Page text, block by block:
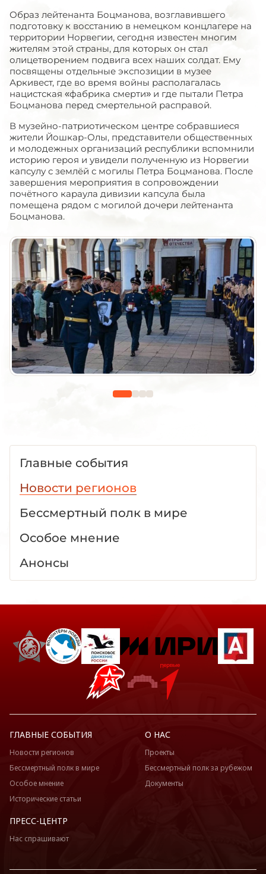
Образ лейтенанта Боцманова, возглавившего
подготовку к восстанию в немецком концлагере на
территории Норвегии, сегодня известен многим
жителям этой страны, для которых он стал
олицетворением подвига всех наших солдат. Ему
посвящены отдельные экспозиции в музее
Аркивест, где во время войны располагалась
нацистская «фабрика смерти» и где пытали Петра
Боцманова перед смертельной расправой.
В музейно-патриотическом центре собравшиеся
жители Йошкар-Олы, представители общественных
и молодежных организаций республики вспомнили
историю героя и увидели полученную из Норвегии
капсулу с землёй с могилы Петра Боцманова. После
завершения мероприятия в сопровождении
почётного караула дивизии капсула была
помещена рядом с могилой дочери лейтенанта
Боцманова.
Главные события
Новости регионов
Бессмертный полк в мире
Особое мнение
Анонсы
ГЛАВНЫЕ СОБЫТИЯ
Новости регионов
Бессмертный полк в мире
Особое мнение
Исторические статьи
О НАС
Проекты
Бессмертный полк за рубежом
Документы
ПРЕСС-ЦЕНТР
Нас спрашивают